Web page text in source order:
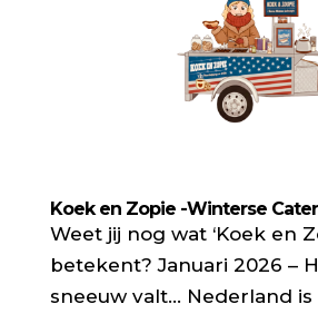
Koek en Zopie -Winterse
Weet jij nog wat ‘Koek en
betekent? Januari 2026 –
sneeuw valt… Nederland